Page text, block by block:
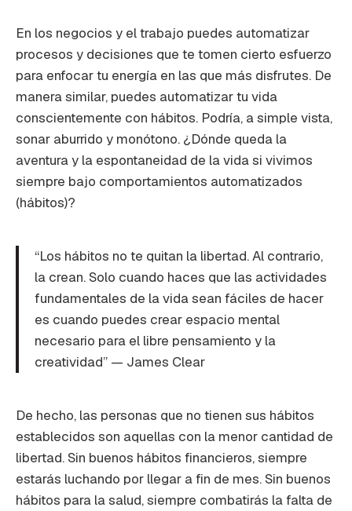
En los negocios y el trabajo puedes automatizar
procesos y decisiones que te tomen cierto esfuerzo
para enfocar tu energía en las que más disfrutes. De
manera similar, puedes automatizar tu vida
conscientemente con hábitos. Podría, a simple vista,
sonar aburrido y monótono. ¿Dónde queda la
aventura y la espontaneidad de la vida si vivimos
siempre bajo comportamientos automatizados
(hábitos)?
“Los hábitos no te quitan la libertad. Al contrario,
la crean. Solo cuando haces que las actividades
fundamentales de la vida sean fáciles de hacer
es cuando puedes crear espacio mental
necesario para el libre pensamiento y la
creatividad” — James Clear
De hecho, las personas que no tienen sus hábitos
establecidos son aquellas con la menor cantidad de
libertad. Sin buenos hábitos financieros, siempre
estarás luchando por llegar a fin de mes. Sin buenos
hábitos para la salud, siempre combatirás la falta de